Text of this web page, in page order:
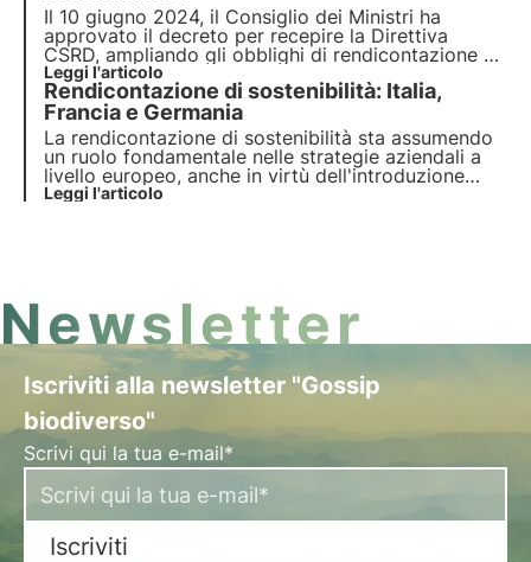
Il 10 giugno 2024, il Consiglio dei Ministri ha
approvato il decreto per recepire la Direttiva
CSRD, ampliando gli obblighi di rendicontazione e
introducendo il "revisore di sostenibilità" per
attestare la conformità della rendicontazione di
sostenibilità. Scopri di più in questo articolo.
Leggi l'articolo
Rendicontazione di sostenibilità: Italia,
Francia e Germania
La rendicontazione di sostenibilità sta assumendo
un ruolo fondamentale nelle strategie aziendali a
livello europeo, anche in virtù dell'introduzione
della Direttiva CSRD, che estende l'obbligo di
Leggi l'articolo
Newsletter
Iscriviti alla newsletter "Gossip
biodiverso"
Scrivi qui la tua e-mail*
Iscriviti